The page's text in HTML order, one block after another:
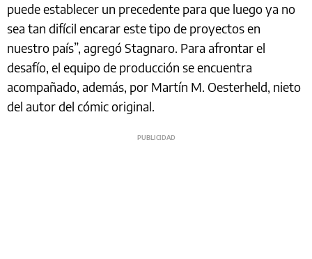
puede establecer un precedente para que luego ya no
sea tan difícil encarar este tipo de proyectos en
nuestro país”, agregó Stagnaro. Para afrontar el
desafío, el equipo de producción se encuentra
acompañado, además, por Martín M. Oesterheld, nieto
del autor del cómic original.